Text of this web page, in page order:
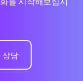
상담